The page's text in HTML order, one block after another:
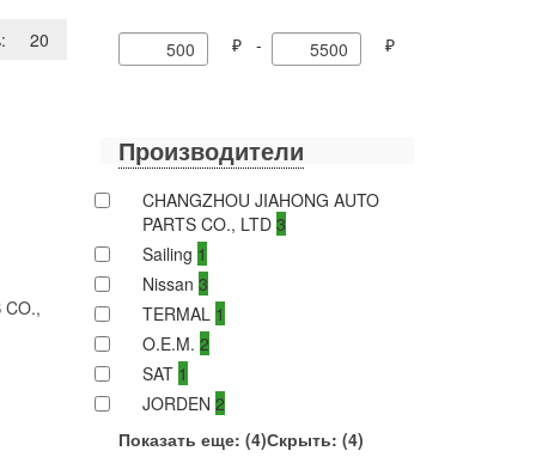
Показать:20
CO.,
₽ - ₽
Производители
CHANGZHOU JIAHONG AUTO
PARTS CO., LTD 3
Sailing 1
Nissan 3
TERMAL 1
O.E.M. 2
SAT 1
JORDEN 2
Показать еще: (4)Скрыть: (4)